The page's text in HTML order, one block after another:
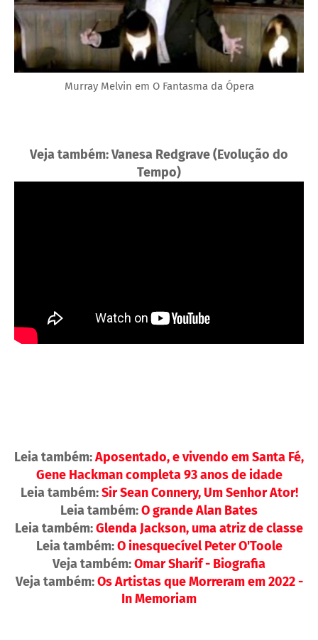
Murray Melvin em O Fantasma da Ópera
Veja também: Vanesa Redgrave (Evolução do
Tempo)
Leia também:Aposentado, e vivendo em Santa Fé,
Gene Hackman completa 93 anos de idade
Leia também:Sir Sean Connery, Um Senhor Ator!
Leia também:O grande Alan Bates
Leia também:Glenda Jackson, uma atriz de classe
Leia também:O inesquecível Peter O'Toole
Veja também:Omar Sharif - Biografia
Veja também:Os Artistas que Morreram em 2022 -
In Memoriam